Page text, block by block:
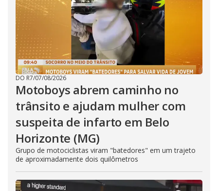
DO R7/07/08/2026
Motoboys abrem caminho no
trânsito e ajudam mulher com
suspeita de infarto em Belo
Horizonte (MG)
Grupo de motociclistas viram "batedores" em um trajeto
de aproximadamente dois quilômetros